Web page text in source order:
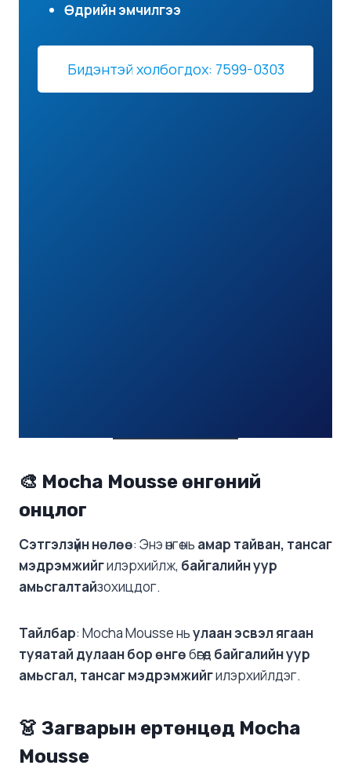
Өдрийн эмчилгээ
Бидэнтэй холбогдох: 7599-0303
🎨 Mocha Mousse өнгөний
онцлог
Сэтгэлзүйн нөлөө: Энэ өнгө нь амар тайван, тансаг
мэдрэмжийгилэрхийлж, байгалийн уур
амьсгалтайзохицдог. ​
Тайлбар: Mocha Mousse ньулаан эсвэл ягаан
туяатай дулаан бор өнгөбөгөөд байгалийн уур
амьсгал, тансаг мэдрэмжийгилэрхийлдэг.
👗 Загварын ертөнцөд Mocha
Mousse